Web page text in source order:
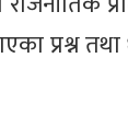
प्रश्न तथा